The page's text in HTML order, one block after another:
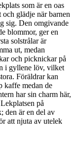
som är en oas
glädje när barnen
sig. Den omgivande
blommor, ger en
solstrålar är
ut, medan
och picknickar på
i gyllene löv, vilket
Föräldrar kan
kaffe medan de
har sin charm här,
på
den är en del av
att njuta av utelek